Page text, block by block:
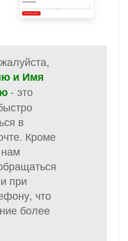
и Имя
- это
в
Кроме
при
что
более